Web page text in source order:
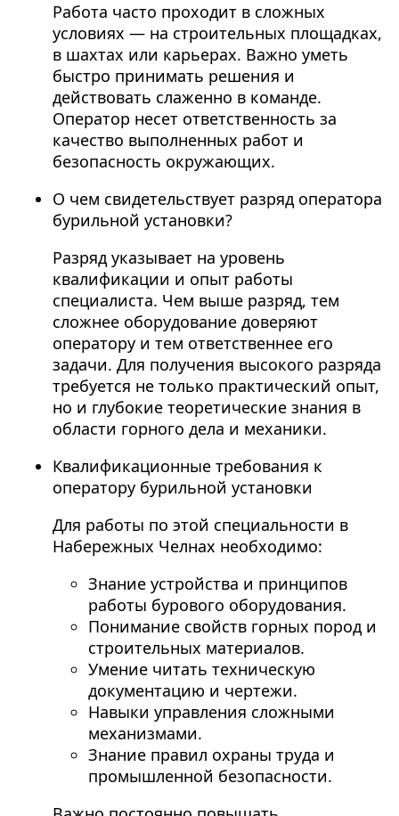
Работа часто проходит в сложных
условиях — на строительных площадках,
в шахтах или карьерах. Важно уметь
быстро принимать решения и
действовать слаженно в команде.
Оператор несет ответственность за
качество выполненных работ и
безопасность окружающих.
О чем свидетельствует разряд оператора
бурильной установки?
Разряд указывает на уровень
квалификации и опыт работы
специалиста. Чем выше разряд, тем
сложнее оборудование доверяют
оператору и тем ответственнее его
задачи. Для получения высокого разряда
требуется не только практический опыт,
но и глубокие теоретические знания в
области горного дела и механики.
Квалификационные требования к
оператору бурильной установки
Для работы по этой специальности в
Набережных Челнах необходимо:
Знание устройства и принципов
работы бурового оборудования.
Понимание свойств горных пород и
строительных материалов.
Умение читать техническую
документацию и чертежи.
Навыки управления сложными
механизмами.
Знание правил охраны труда и
промышленной безопасности.